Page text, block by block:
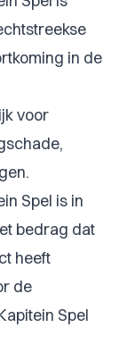
in de
voor
Spel is in
bedrag dat
heeft
de
Spel